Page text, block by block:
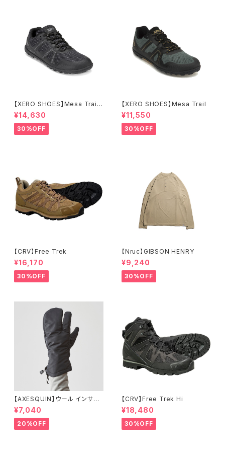
【XERO SHOES】Mesa Trail
WP (ブラック)
¥14,630
30%OFF
【XERO SHOES】Mesa Trail
¥11,550
30%OFF
【CRV】Free Trek
¥16,170
30%OFF
【Nruc】GIBSON HENRY
¥9,240
30%OFF
【AXESQUIN】ウール インサレ
ーション トリガー ミトン
¥7,040
20%OFF
【CRV】Free Trek Hi
¥18,480
30%OFF